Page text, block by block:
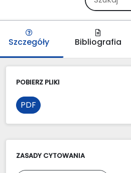
Szczegóły Bibliografia
POBIERZ PLIKI
PDF
ZASADY CYTOWANIA